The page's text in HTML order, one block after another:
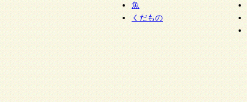
魚
くだもの